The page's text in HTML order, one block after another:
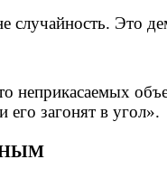
случайность. Это
неприкасаемых
загонят в угол».